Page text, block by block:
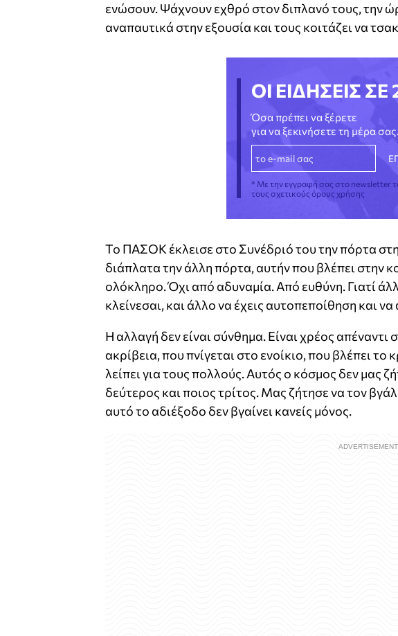
ενώσουν. Ψάχνουν εχθρό στον διπλανό τους, την
αναπαυτικά στην εξουσία και τους κοιτάζει να
ΟΙ ΕΙΔΗΣΕΙΣ ΣΕ
Όσα πρέπει να ξέρετε
για να ξεκινήσετε τη μέρα σας.
* Με την εγγραφή σας στο newsletter
τους σχετικούς όρους χρήσης
Το ΠΑΣΟΚ έκλεισε στο Συνέδριό του την πόρτα
διάπλατα την άλλη πόρτα, αυτήν που βλέπει στην
ολόκληρο. Όχι από αδυναμία. Από ευθύνη. Γιατί
κλείνεσαι, και άλλο να έχεις αυτοπεποίθηση και
Η αλλαγή δεν είναι σύνθημα. Είναι χρέος
ακρίβεια, που πνίγεται στο ενοίκιο, που βλέπει το
λείπει για τους πολλούς. Αυτός ο κόσμος δεν μας
δεύτερος και ποιος τρίτος. Μας ζήτησε να τον
αυτό το αδιέξοδο δεν βγαίνει κανείς μόνος.